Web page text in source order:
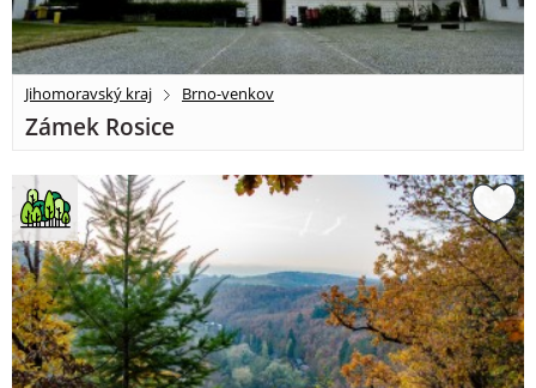
Jihomoravský kraj Brno-venkov
Zámek Rosice